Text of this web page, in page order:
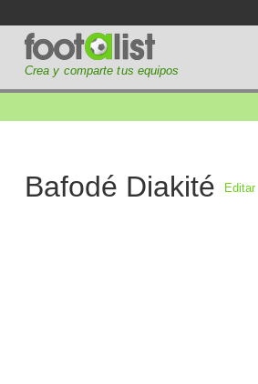
Crea y comparte tus equipos
Bafodé Diakité Editar